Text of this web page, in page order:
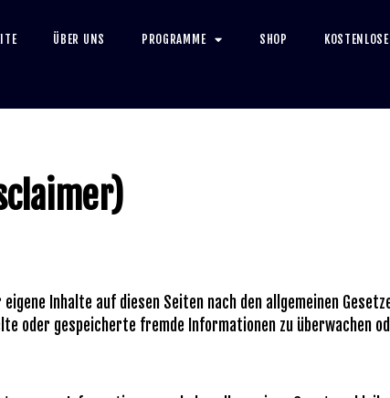
ÜBER UNS PROGRAMME SHOP
Inhalte auf diesen Seiten nach den allgemeinen
oder gespeicherte fremde Informationen zu überwachen